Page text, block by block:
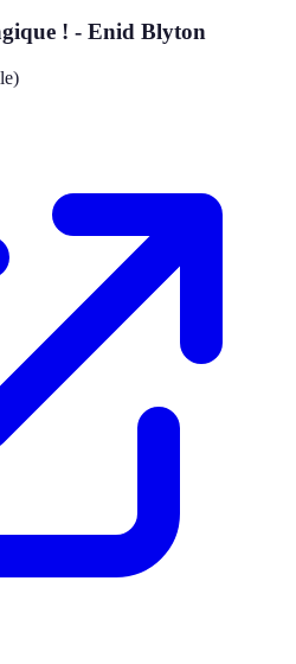
! - Enid Blyton